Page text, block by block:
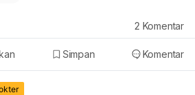
Simpan Komentar
2 Komentar